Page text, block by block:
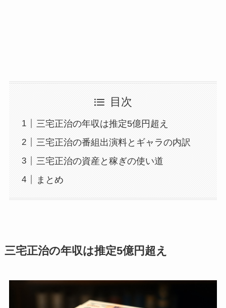
目次
三宅正治の年収は推定5億円超え
三宅正治の番組出演料とギャラの内訳
三宅正治の資産と稼ぎの使い道
まとめ
三宅正治の年収は推定5億円超え